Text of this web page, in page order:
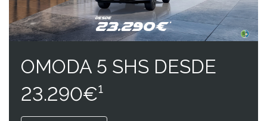
OMODA 5 SHS DESDE
23.290€¹